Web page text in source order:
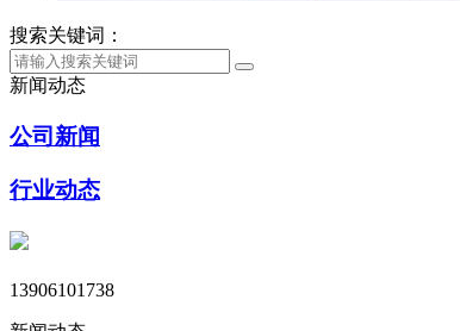
搜索关键词：
新闻动态
公司新闻
行业动态
13906101738